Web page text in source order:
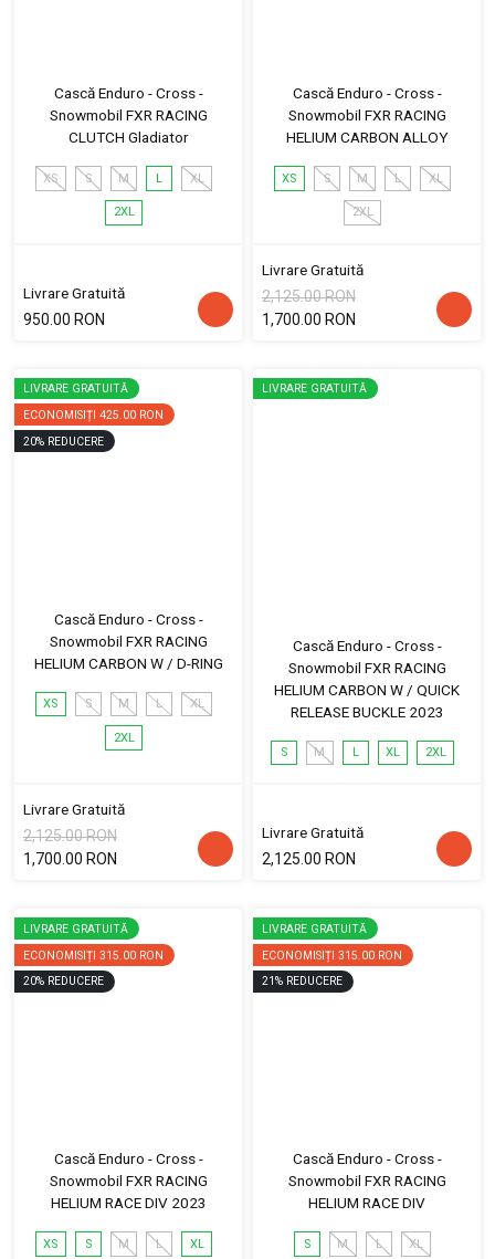
Cască Enduro - Cross -
Snowmobil FXR RACING
CLUTCH Gladiator
XS S M L XL
2XL
Livrare Gratuită
950.00 RON
Cască Enduro - Cross -
Snowmobil FXR RACING
HELIUM CARBON ALLOY
XS S M L XL
2XL
Livrare Gratuită
2,125.00 RON
1,700.00 RON
LIVRARE GRATUITĂ
ECONOMISIȚI 425.00 RON
20% REDUCERE
Cască Enduro - Cross -
Snowmobil FXR RACING
HELIUM CARBON W / D-RING
XS S M L XL
2XL
Livrare Gratuită
2,125.00 RON
1,700.00 RON
LIVRARE GRATUITĂ
Cască Enduro - Cross -
Snowmobil FXR RACING
HELIUM CARBON W / QUICK
RELEASE BUCKLE 2023
S M L XL 2XL
Livrare Gratuită
2,125.00 RON
LIVRARE GRATUITĂ
ECONOMISIȚI 315.00 RON
20% REDUCERE
Cască Enduro - Cross -
Snowmobil FXR RACING
HELIUM RACE DIV 2023
XS S M L XL
LIVRARE GRATUITĂ
ECONOMISIȚI 315.00 RON
21% REDUCERE
Cască Enduro - Cross -
Snowmobil FXR RACING
HELIUM RACE DIV
S M L XL